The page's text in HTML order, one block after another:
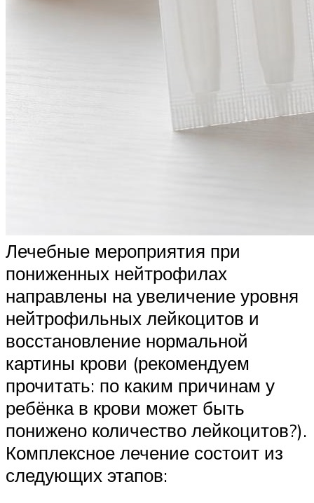
Лечебные мероприятия при
пониженных нейтрофилах
направлены на увеличение уровня
нейтрофильных лейкоцитов и
восстановление нормальной
картины крови (рекомендуем
прочитать: по каким причинам у
ребёнка в крови может быть
понижено количество лейкоцитов?).
Комплексное лечение состоит из
следующих этапов: